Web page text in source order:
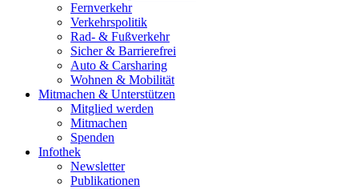
Fernverkehr
Verkehrspolitik
Rad- & Fußverkehr
Sicher & Barrierefrei
Auto & Carsharing
Wohnen & Mobilität
Mitmachen & Unterstützen
Mitglied werden
Mitmachen
Spenden
Infothek
Newsletter
Publikationen